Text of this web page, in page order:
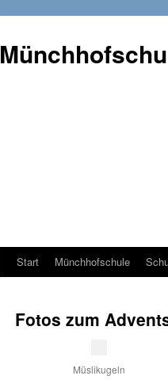
Weiter
Content
Start Münchhofschule
Fotos zum
Müslikugeln